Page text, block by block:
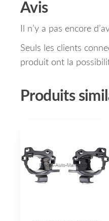
Avis
Il n’y a pas encore
Seuls les clients
produit ont la
Produits